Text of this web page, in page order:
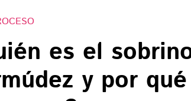
es el
y por